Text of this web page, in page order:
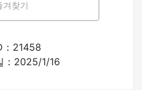
겨찾기
：21458
：2025/1/16